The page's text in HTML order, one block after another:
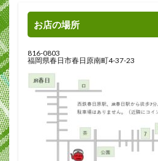
お店の場所
816-0803
福岡県春日市春日原南町4-37-23